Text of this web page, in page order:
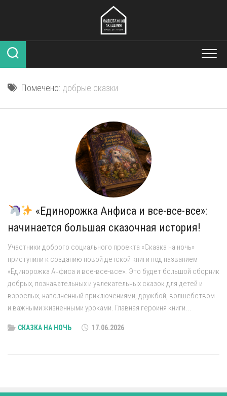
Помечено: добрые сказки
«Единорожка Анфиса и все-все-все»:
начинается большая сказочная история!
Участники доброго социального проекта «Сказка на ночь»
приступили к созданию новой детской книги под названием
«Единорожка Анфиса и все-все-все». Это будет большой сборник
добрых, познавательных и увлекательных сказок для детей и
взрослых, наполненный приключениями, дружбой, волшебством
и важными жизненными уроками. Главная героиня книги...
СКАЗКА НА НОЧЬ 17.06.2026